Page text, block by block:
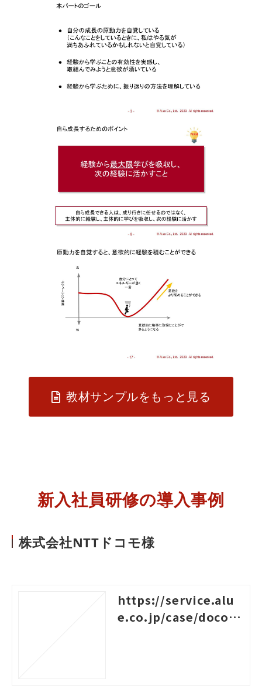
教材サンプルをもっと見る
新入社員研修の導入事例
株式会社NTTドコモ様
https://service.alu
e.co.jp/case/docom